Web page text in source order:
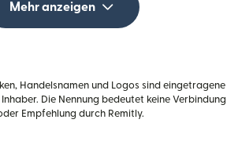
Mehr anzeigen
Handelsnamen und Logos sind eingetragene
Die Nennung bedeutet keine Verbindung
Empfehlung durch Remitly.